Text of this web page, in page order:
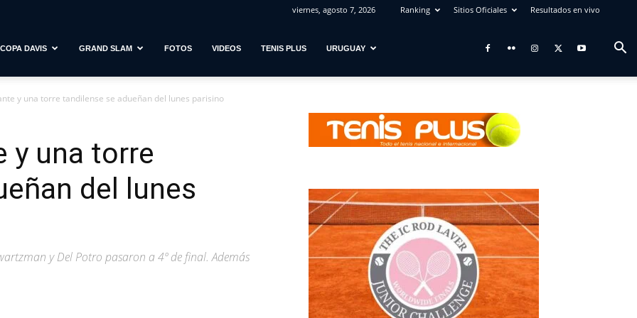
viernes, agosto 7, 2026 Ranking Sitios Oficiales Resultados en vivo
COPA DAVIS GRAND SLAM FOTOS VIDEOS TENIS PLUS URUGUAY
y una torre tandilense se adueñan del lunes parisino
y una torre
del lunes
y Del Potro pasaron a 4º de final. Además